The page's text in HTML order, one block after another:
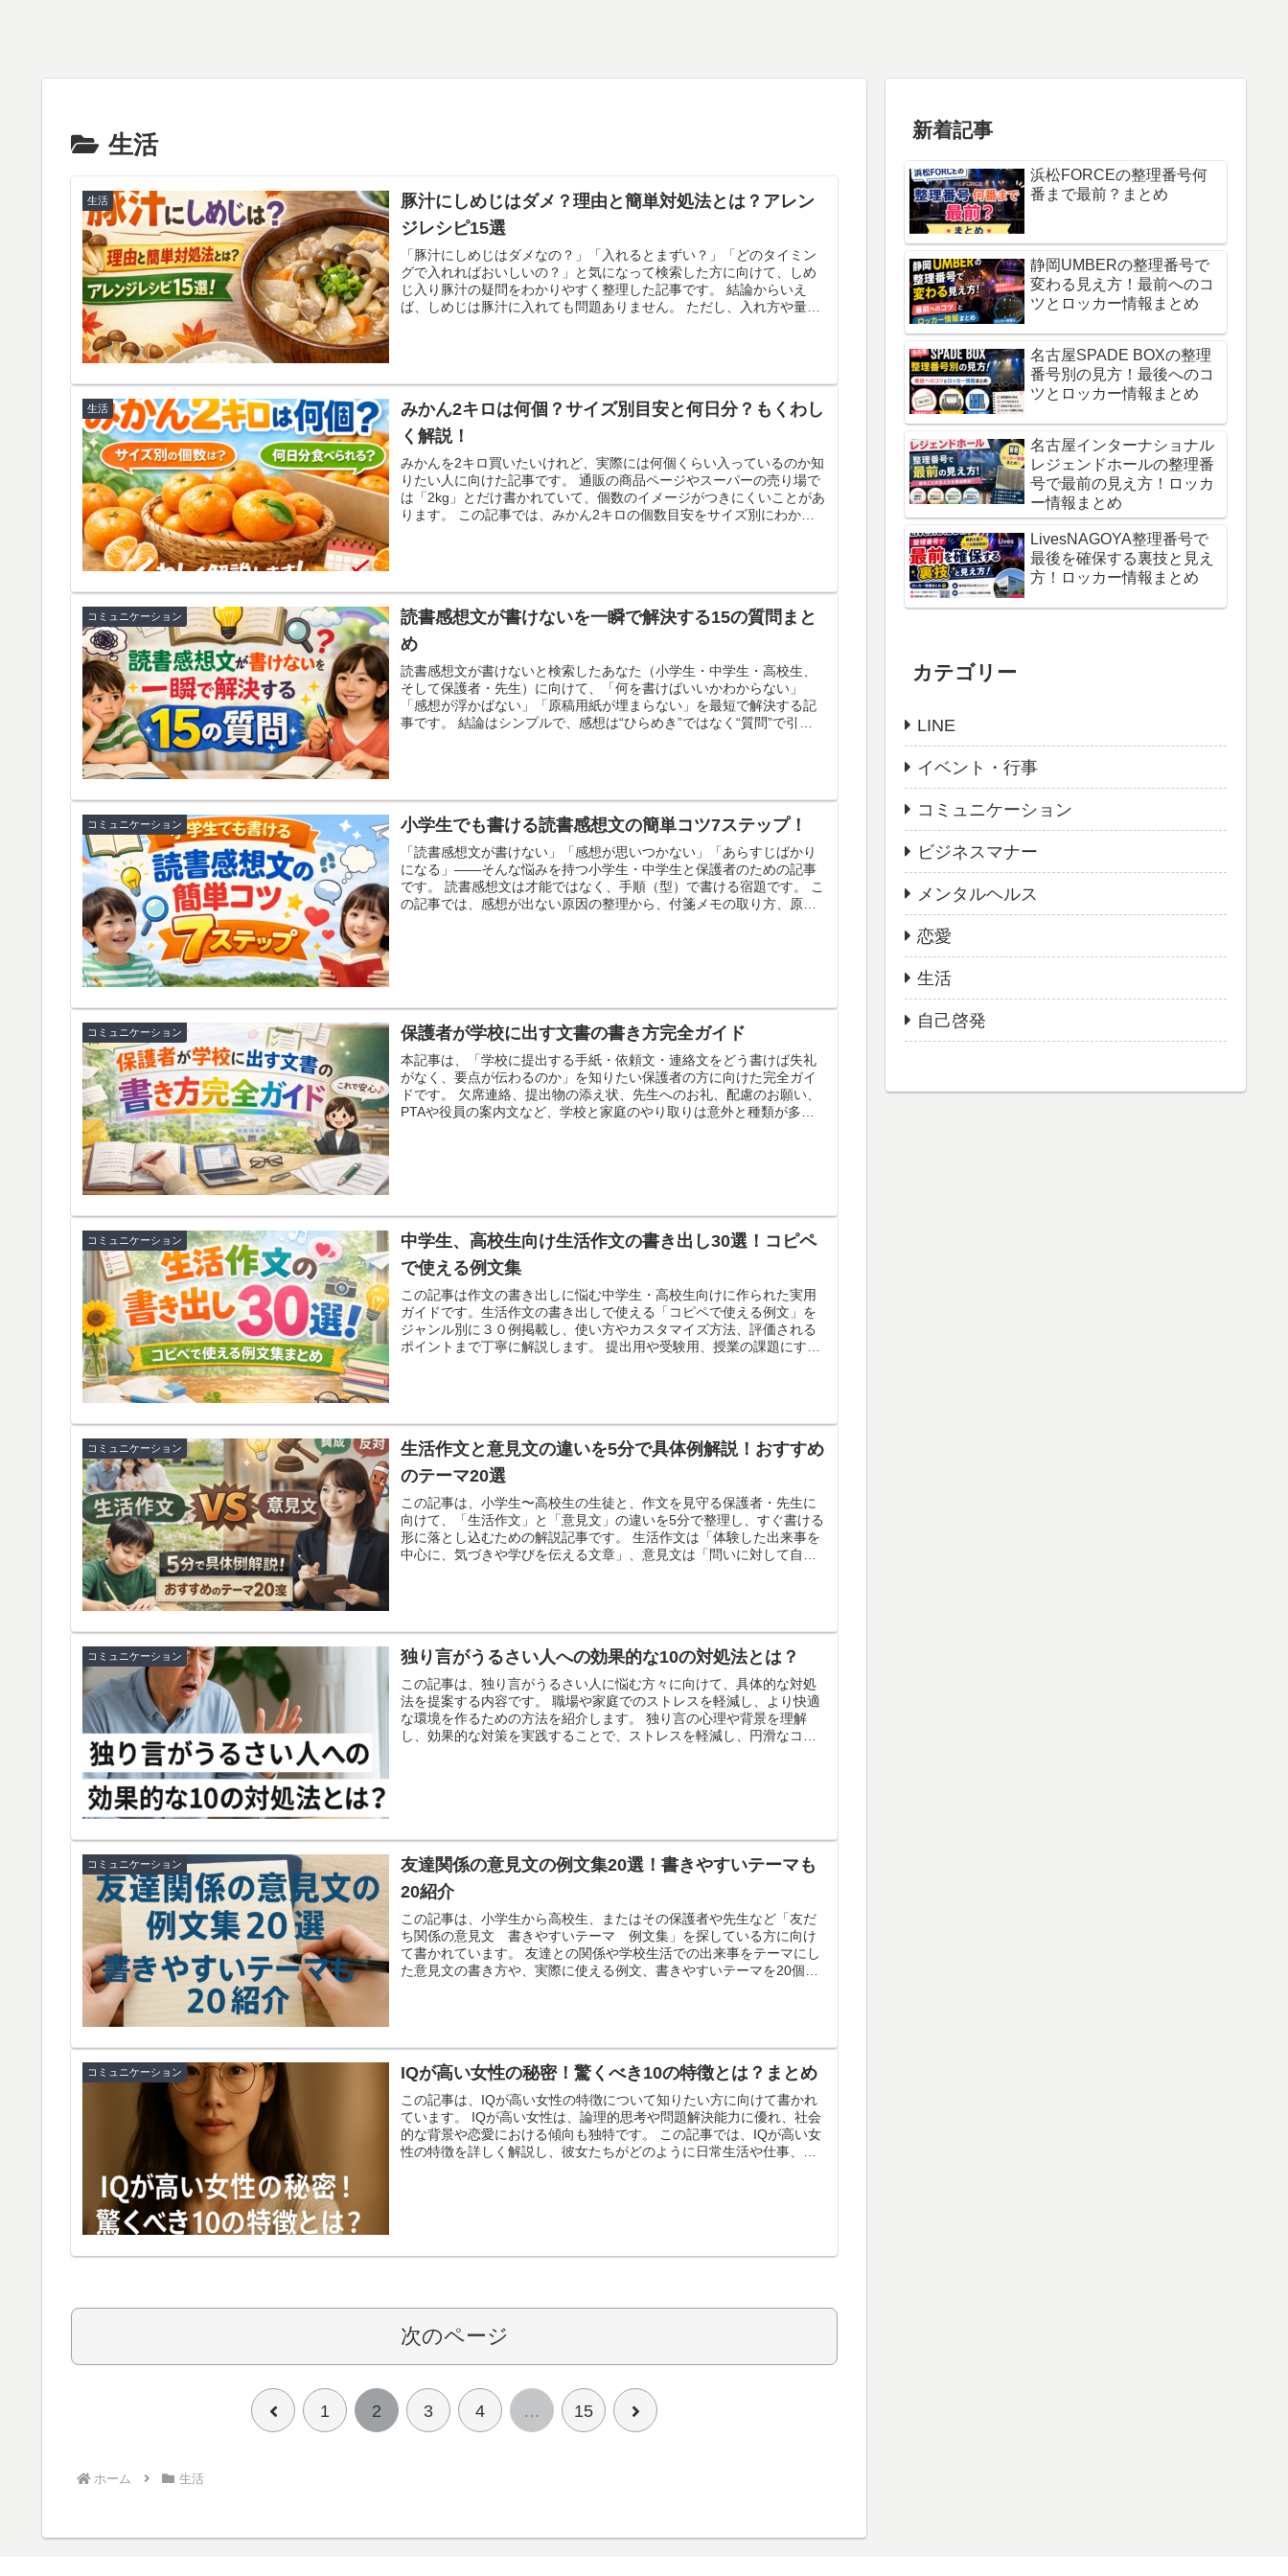
生活
生活
豚汁にしめじはダメ？理由と簡単対処法とは？アレン
ジレシピ15選
「豚汁にしめじはダメなの？」「入れるとまずい？」「どのタイミン
グで入れればおいしいの？」と気になって検索した方に向けて、しめ
じ入り豚汁の疑問をわかりやすく整理した記事です。 結論からいえ
ば、しめじは豚汁に入れても問題ありません。 ただし、入れ方や量、
生活
みかん2キロは何個？サイズ別目安と何日分？もくわし
く解説！
みかんを2キロ買いたいけれど、実際には何個くらい入っているのか知
りたい人に向けた記事です。 通販の商品ページやスーパーの売り場で
は「2kg」とだけ書かれていて、個数のイメージがつきにくいことがあ
ります。 この記事では、みかん2キロの個数目安をサイズ別にわかり
コミュニケーション
読書感想文が書けないを一瞬で解決する15の質問まと
め
読書感想文が書けないと検索したあなた（小学生・中学生・高校生、
そして保護者・先生）に向けて、「何を書けばいいかわからない」
「感想が浮かばない」「原稿用紙が埋まらない」を最短で解決する記
事です。 結論はシンプルで、感想は“ひらめき”ではなく“質問”で引き
コミュニケーション 小学生でも書ける読書感想文の簡単コツ7ステップ！
「読書感想文が書けない」「感想が思いつかない」「あらすじばかり
になる」——そんな悩みを持つ小学生・中学生と保護者のための記事
です。 読書感想文は才能ではなく、手順（型）で書ける宿題です。 こ
の記事では、感想が出ない原因の整理から、付箋メモの取り方、原稿
コミュニケーション 保護者が学校に出す文書の書き方完全ガイド
本記事は、「学校に提出する手紙・依頼文・連絡文をどう書けば失礼
がなく、要点が伝わるのか」を知りたい保護者の方に向けた完全ガイ
ドです。 欠席連絡、提出物の添え状、先生へのお礼、配慮のお願い、
PTAや役員の案内文など、学校と家庭のやり取りは意外と種類が多
コミュニケーション
中学生、高校生向け生活作文の書き出し30選！コピペ
で使える例文集
この記事は作文の書き出しに悩む中学生・高校生向けに作られた実用
ガイドです。生活作文の書き出しで使える「コピペで使える例文」を
ジャンル別に３０例掲載し、使い方やカスタマイズ方法、評価される
ポイントまで丁寧に解説します。 提出用や受験用、授業の課題にすぐ
コミュニケーション
生活作文と意見文の違いを5分で具体例解説！おすすめ
のテーマ20選
この記事は、小学生〜高校生の生徒と、作文を見守る保護者・先生に
向けて、「生活作文」と「意見文」の違いを5分で整理し、すぐ書ける
形に落とし込むための解説記事です。 生活作文は「体験した出来事を
中心に、気づきや学びを伝える文章」、意見文は「問いに対して自分
コミュニケーション 独り言がうるさい人への効果的な10の対処法とは？
この記事は、独り言がうるさい人に悩む方々に向けて、具体的な対処
法を提案する内容です。 職場や家庭でのストレスを軽減し、より快適
な環境を作るための方法を紹介します。 独り言の心理や背景を理解
し、効果的な対策を実践することで、ストレスを軽減し、円滑なコミ
コミュニケーション
友達関係の意見文の例文集20選！書きやすいテーマも
20紹介
この記事は、小学生から高校生、またはその保護者や先生など「友だ
ち関係の意見文 書きやすいテーマ 例文集」を探している方に向け
て書かれています。 友達との関係や学校生活での出来事をテーマにし
た意見文の書き方や、実際に使える例文、書きやすいテーマを20個ず
コミュニケーション IQが高い女性の秘密！驚くべき10の特徴とは？まとめ
この記事は、IQが高い女性の特徴について知りたい方に向けて書かれ
ています。 IQが高い女性は、論理的思考や問題解決能力に優れ、社会
的な背景や恋愛における傾向も独特です。 この記事では、IQが高い女
性の特徴を詳しく解説し、彼女たちがどのように日常生活や仕事、恋
次のページ
前 1 2 3 4 … 15 次
ホーム 生活
新着記事
浜松FORCEの整理番号何
番まで最前？まとめ
静岡UMBERの整理番号で
変わる見え方！最前へのコ
ツとロッカー情報まとめ
名古屋SPADE BOXの整理
番号別の見方！最後へのコ
ツとロッカー情報まとめ
名古屋インターナショナル
レジェンドホールの整理番
号で最前の見え方！ロッカ
ー情報まとめ
LivesNAGOYA整理番号で
最後を確保する裏技と見え
方！ロッカー情報まとめ
カテゴリー
LINE
イベント・行事
コミュニケーション
ビジネスマナー
メンタルヘルス
恋愛
生活
自己啓発